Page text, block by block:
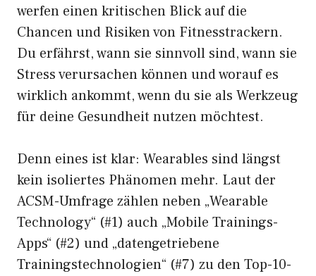
werfen einen kritischen Blick auf die
Chancen und Risiken von Fitnesstrackern.
Du erfährst, wann sie sinnvoll sind, wann sie
Stress verursachen können und worauf es
wirklich ankommt, wenn du sie als Werkzeug
für deine Gesundheit nutzen möchtest.
Denn eines ist klar: Wearables sind längst
kein isoliertes Phänomen mehr. Laut der
ACSM-Umfrage zählen neben „Wearable
Technology“ (#1) auch „Mobile Trainings-
Apps“ (#2) und „datengetriebene
Trainingstechnologien“ (#7) zu den Top-10-